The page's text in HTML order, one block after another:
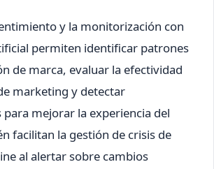
y la monitorización con
permiten identificar patrones
de marca, evaluar la efectividad
marketing y detectar
mejorar la experiencia del
facilitan la gestión de crisis de
al alertar sobre cambios